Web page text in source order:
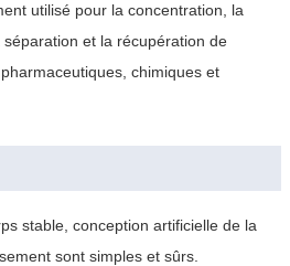
utilisé pour la concentration, la
et la récupération de
chimiques et
stable, conception artificielle de la
sont simples et sûrs.